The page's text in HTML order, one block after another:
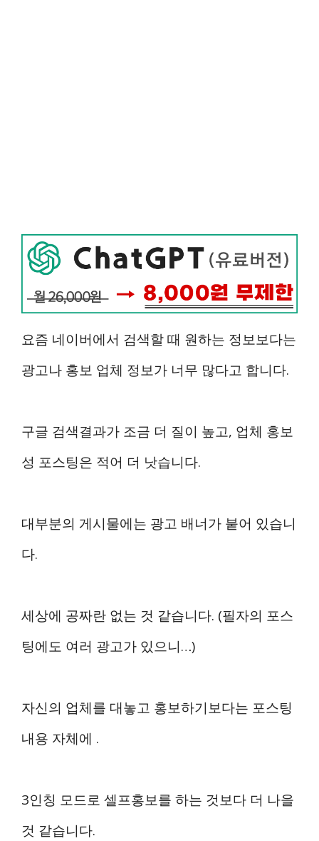
요즘 네이버에서 검색할 때 원하는 정보보다는
광고나 홍보 업체 정보가 너무 많다고 합니다.
구글 검색결과가 조금 더 질이 높고, 업체 홍보
성 포스팅은 적어 더 낫습니다.
대부분의 게시물에는 광고 배너가 붙어 있습니
다.
세상에 공짜란 없는 것 같습니다. (필자의 포스
팅에도 여러 광고가 있으니…)
자신의 업체를 대놓고 홍보하기보다는 포스팅
내용 자체에 .
3인칭 모드로 셀프홍보를 하는 것보다 더 나을
것 같습니다.